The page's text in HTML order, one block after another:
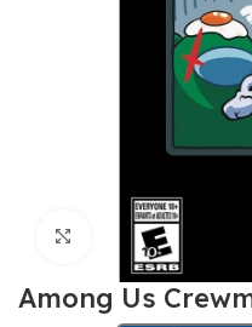
Click to enlarge
Among Us